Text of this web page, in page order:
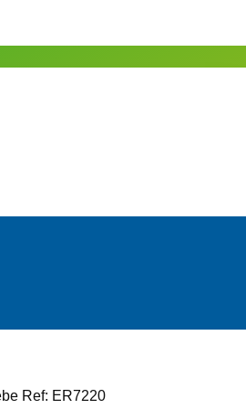
Ref: ER7220